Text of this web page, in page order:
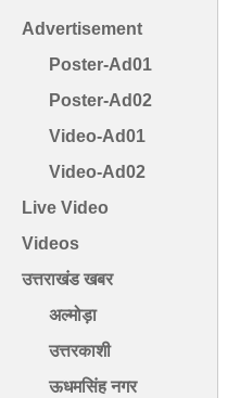
Advertisement
Poster-Ad01
Poster-Ad02
Video-Ad01
Video-Ad02
Live Video
Videos
उत्तराखंड खबर
अल्मोड़ा
उत्तरकाशी
ऊधमसिंह नगर